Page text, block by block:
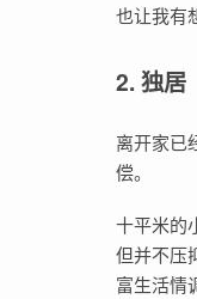
也让我有
2. 独居
离开家已
偿。
十平米的
但并不压
富生活情